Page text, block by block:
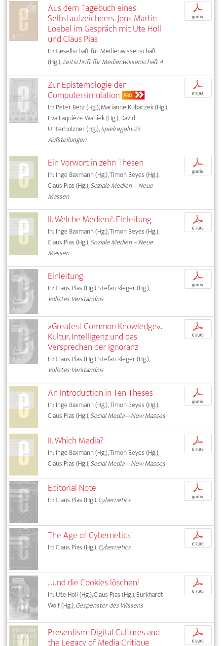
Aus dem Tagebuch eines
Selbstaufzeichners. Jens Martin
Loebel im Gespräch mit Ute Holl
und Claus Pias
In: Gesellschaft für Medienwissenschaft
(Hg.),Zeitschrift für Medienwissenschaft 4
p
gratis
Zur Epistemologie der
Computersimulation ABO
In: Peter Berz (Hg.), Marianne Kubaczek (Hg.),
Eva Laquièze-Waniek (Hg.), David
Unterholzner (Hg.),Spielregeln. 25
Aufstellungen
p
€ 9,95
Ein Vorwort in zehn Thesen
In: Inge Baxmann (Hg.), Timon Beyes (Hg.),
Claus Pias (Hg.),Soziale Medien – Neue
Massen
p
gratis
II. Welche Medien?. Einleitung
In: Inge Baxmann (Hg.), Timon Beyes (Hg.),
Claus Pias (Hg.),Soziale Medien – Neue
Massen
p
€ 7,95
Einleitung
In: Claus Pias (Hg.), Stefan Rieger (Hg.),
Vollstes Verständnis
p
gratis
»Greatest Common Knowledge«.
Kultur, Intelligenz und das
Versprechen der Ignoranz
In: Claus Pias (Hg.), Stefan Rieger (Hg.),
Vollstes Verständnis
p
€ 9,95
An Introduction in Ten Theses
In: Inge Baxmann (Hg.), Timon Beyes (Hg.),
Claus Pias (Hg.),Social Media—New Masses
p
gratis
II. Which Media?
In: Inge Baxmann (Hg.), Timon Beyes (Hg.),
Claus Pias (Hg.),Social Media—New Masses
p
€ 7,95
Editorial Note
In: Claus Pias (Hg.),Cybernetics
p
gratis
The Age of Cybernetics
In: Claus Pias (Hg.),Cybernetics
p
€ 7,95
...und die Cookies löschen!
In: Ute Holl (Hg.), Claus Pias (Hg.), Burkhardt
Wolf (Hg.),Gespenster des Wissens
p
€ 7,95
Presentism: Digital Cultures and p
€ 9,95